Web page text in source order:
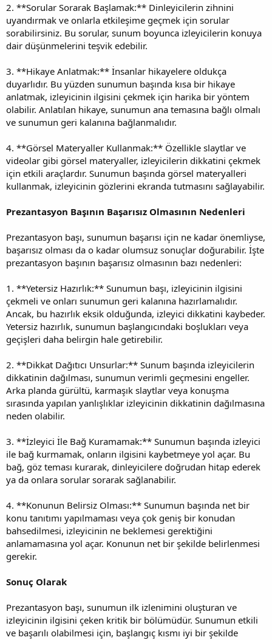
2. **Sorular Sorarak Başlamak:** Dinleyicilerin zihnini
uyandırmak ve onlarla etkileşime geçmek için sorular
sorabilirsiniz. Bu sorular, sunum boyunca izleyicilerin konuya
dair düşünmelerini teşvik edebilir.
3. **Hikaye Anlatmak:** İnsanlar hikayelere oldukça
duyarlıdır. Bu yüzden sunumun başında kısa bir hikaye
anlatmak, izleyicinin ilgisini çekmek için harika bir yöntem
olabilir. Anlatılan hikaye, sunumun ana temasına bağlı olmalı
ve sunumun geri kalanına bağlanmalıdır.
4. **Görsel Materyaller Kullanmak:** Özellikle slaytlar ve
videolar gibi görsel materyaller, izleyicilerin dikkatini çekmek
için etkili araçlardır. Sunumun başında görsel materyalleri
kullanmak, izleyicinin gözlerini ekranda tutmasını sağlayabilir.
Prezantasyon Başının Başarısız Olmasının Nedenleri
Prezantasyon başı, sunumun başarısı için ne kadar önemliyse,
başarısız olması da o kadar olumsuz sonuçlar doğurabilir. İşte
prezantasyon başının başarısız olmasının bazı nedenleri:
1. **Yetersiz Hazırlık:** Sunumun başı, izleyicinin ilgisini
çekmeli ve onları sunumun geri kalanına hazırlamalıdır.
Ancak, bu hazırlık eksik olduğunda, izleyici dikkatini kaybeder.
Yetersiz hazırlık, sunumun başlangıcındaki boşlukları veya
geçişleri daha belirgin hale getirebilir.
2. **Dikkat Dağıtıcı Unsurlar:** Sunum başında izleyicilerin
dikkatinin dağılması, sunumun verimli geçmesini engeller.
Arka planda gürültü, karmaşık slaytlar veya konuşma
sırasında yapılan yanlışlıklar izleyicinin dikkatinin dağılmasına
neden olabilir.
3. **İzleyici İle Bağ Kuramamak:** Sunumun başında izleyici
ile bağ kurmamak, onların ilgisini kaybetmeye yol açar. Bu
bağ, göz teması kurarak, dinleyicilere doğrudan hitap ederek
ya da onlara sorular sorarak sağlanabilir.
4. **Konunun Belirsiz Olması:** Sunumun başında net bir
konu tanıtımı yapılmaması veya çok geniş bir konudan
bahsedilmesi, izleyicinin ne beklemesi gerektiğini
anlamamasına yol açar. Konunun net bir şekilde belirlenmesi
gerekir.
Sonuç Olarak
Prezantasyon başı, sunumun ilk izlenimini oluşturan ve
izleyicinin ilgisini çeken kritik bir bölümüdür. Sunumun etkili
ve başarılı olabilmesi için, başlangıç kısmı iyi bir şekilde